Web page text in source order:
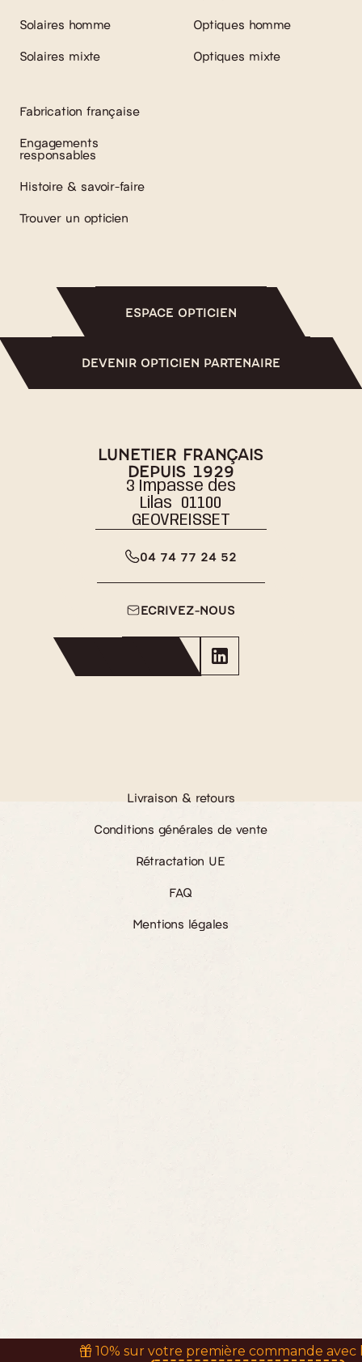
10% sur votre première commande avec
Solaires homme
Solaires mixte
Optiques homme
Optiques mixte
Fabrication française
Engagements
responsables
Histoire & savoir-faire
Trouver un opticien
ESPACE OPTICIEN
DEVENIR OPTICIEN PARTENAIRE
LUNETIER FRANÇAIS
DEPUIS 1929
3 Impasse des
Lilas 01100
GEOVREISSET
04 74 77 24 52
ECRIVEZ-NOUS
FacebookInstagramTranslation
missing:
Livraison & retours
Conditions générales de vente
Rétractation UE
FAQ
Mentions légales